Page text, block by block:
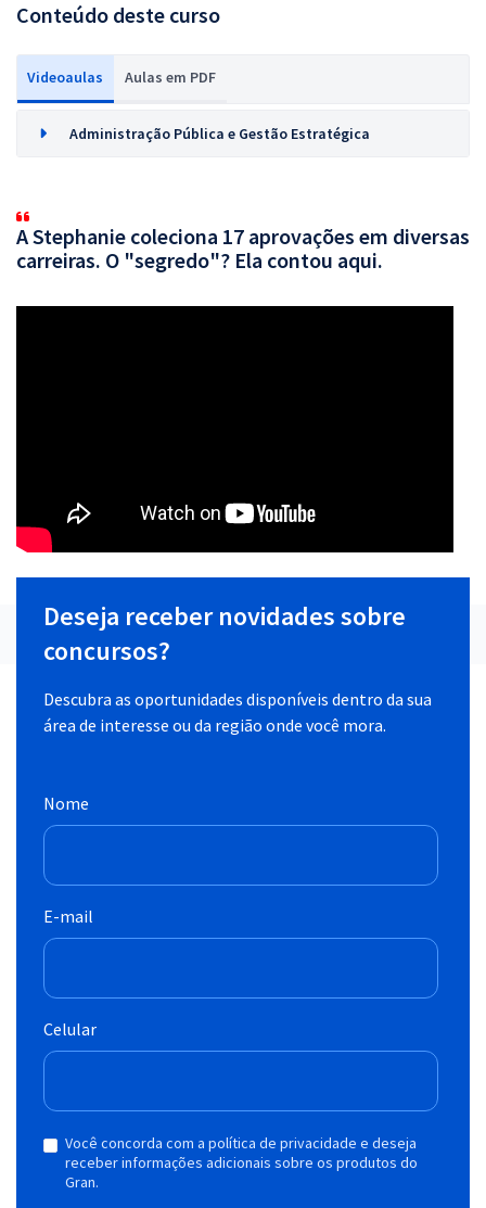
Conteúdo deste curso
Videoaulas Aulas em PDF
Administração Pública e Gestão Estratégica
A Stephanie coleciona 17 aprovações em diversas
carreiras. O "segredo"? Ela contou aqui.
Deseja receber novidades sobre
concursos?
Descubra as oportunidades disponíveis dentro da sua
área de interesse ou da região onde você mora.
Nome
E-mail
Celular
Você concorda com a política de privacidade e deseja
receber informações adicionais sobre os produtos do
Gran.